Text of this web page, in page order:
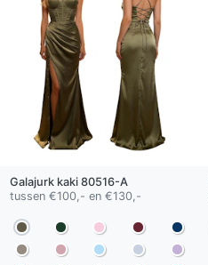
Galajurk kaki80516-A
tussen €100,- en €130,-